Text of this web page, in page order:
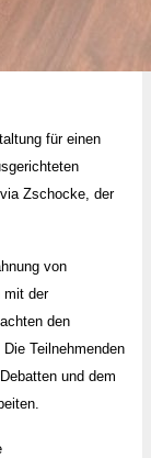
für einen
Zschocke, der
von
mit der
den
Teilnehmenden
und dem